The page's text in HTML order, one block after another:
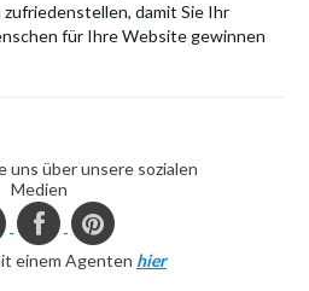
damit Sie Ihr
für Ihre Website gewinnen
uns über unsere sozialen
Medien
einem Agenten hier